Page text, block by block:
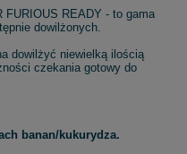
FURIOUS READY - to gama
dowilżonych.
dowilżyć niewielką ilością
czekania gotowy do
banan/kukurydza.